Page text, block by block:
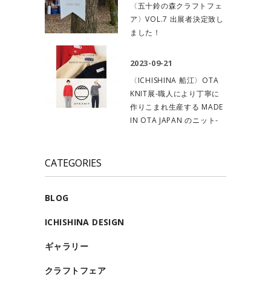
〈五十鈴の森クラフトフェ
ア〉VOL.7 出展者決定致し
ました！
2023-09-21
〈ICHISHINA 船江〉OTA
KNIT展-職人により丁寧に
作りこまれ生産する MADE
IN OTA JAPAN のニット-
CATEGORIES
BLOG
ICHISHINA DESIGN
ギャラリー
クラフトフェア